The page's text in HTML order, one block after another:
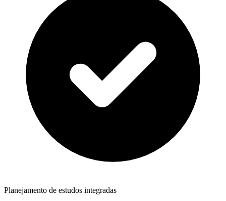
Planejamento de estudos integradas